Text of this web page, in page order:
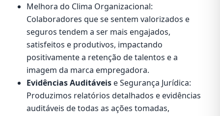
Melhora do Clima Organizacional:
Colaboradores que se sentem valorizados e
seguros tendem a ser mais engajados,
satisfeitos e produtivos, impactando
positivamente a retenção de talentos e a
imagem da marca empregadora.
Evidências Auditáveis e Segurança Jurídica:
Produzimos relatórios detalhados e evidências
auditáveis de todas as ações tomadas,